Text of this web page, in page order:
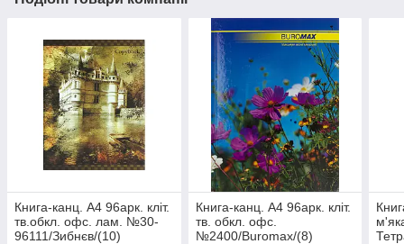
Книга-канц. А4 96арк. кліт.
тв.обкл. офс. лам. №30-
96111/Зибнєв/(10)
Книга-канц. А4 96арк. кліт.
тв. обкл. офс.
№2400/Buromax/(8)